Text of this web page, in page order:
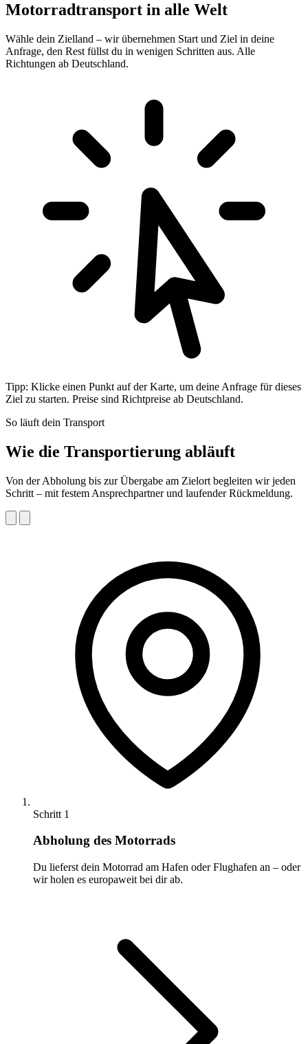
Motorradtransport in alle Welt
Wähle dein Zielland – wir übernehmen Start und Ziel in deine
Anfrage, den Rest füllst du in wenigen Schritten aus. Alle
Richtungen ab Deutschland.
Tipp: Klicke einen Punkt auf der Karte, um deine Anfrage für dieses
Ziel zu starten. Preise sind Richtpreise ab Deutschland.
So läuft dein Transport
Wie die Transportierung abläuft
Von der Abholung bis zur Übergabe am Zielort begleiten wir jeden
Schritt – mit festem Ansprechpartner und laufender Rückmeldung.
Schritt 1
Abholung des Motorrads
Du lieferst dein Motorrad am Hafen oder Flughafen an – oder
wir holen es europaweit bei dir ab.